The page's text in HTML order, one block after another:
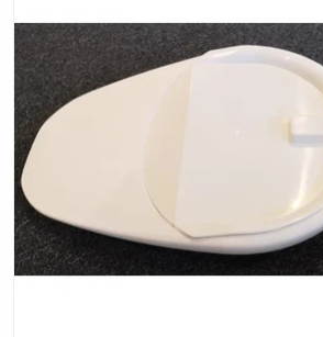
Abecedně